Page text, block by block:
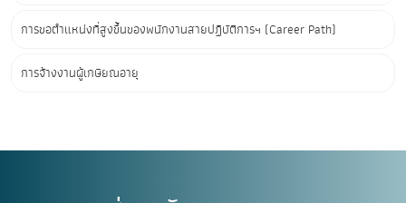
การขอตำแหน่งที่สูงขึ้นของพนักงานสายปฏิบัติการฯ (Career Path)
การจ้างงานผู้เกษียณอายุ